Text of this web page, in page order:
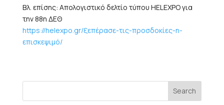
Βλ. επίσης: Απολογιστικό δελτίο τύπου HELEXPO για
την 88η ΔΕΘ
https://helexpo.gr/ξεπέρασε-τις-προσδοκίες-η-
επισκεψιμό/